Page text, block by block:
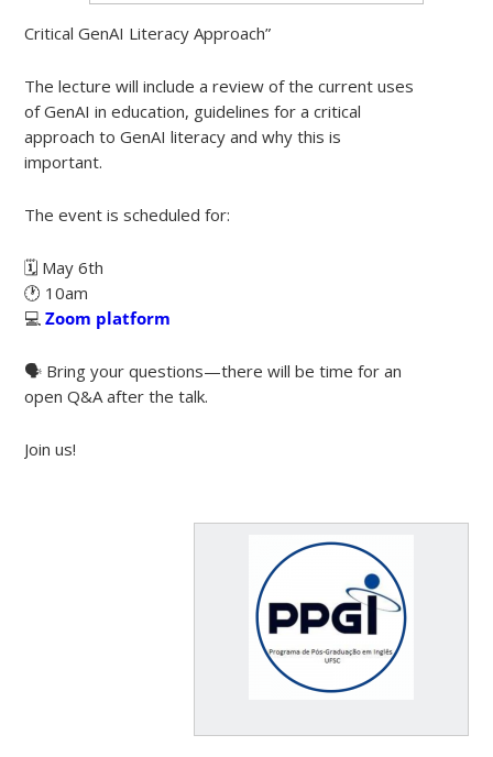
Critical GenAI Literacy Approach”
The lecture will include a review of the current uses
of GenAI in education, guidelines for a critical
approach to GenAI literacy and why this is
important.
The event is scheduled for:
🗓 May 6th
🕐 10am
💻 Zoom platform
🗣 Bring your questions—there will be time for an
open Q&A after the talk.
Join us!